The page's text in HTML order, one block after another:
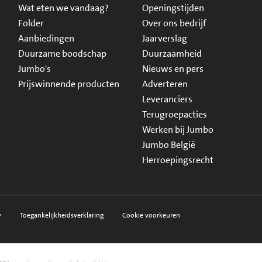
Wat eten we vandaag?
Folder
Aanbiedingen
Duurzame boodschap
Jumbo's
Prijswinnende producten
Openingstijden
Over ons bedrijf
Jaarverslag
Duurzaamheid
Nieuws en pers
Adverteren
Leveranciers
Terugroepacties
Werken bij Jumbo
Jumbo België
Herroepingsrecht
Toegankelijkheidsverklaring Cookie voorkeuren